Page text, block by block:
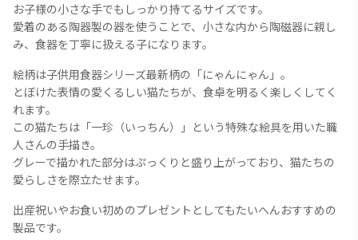
お子様の小さな手でもしっかり持てるサイズです。
愛着のある陶器製の器を使うことで、小さな内から陶磁器に親し
み、食器を丁寧に扱える子になります。
絵柄は子供用食器シリーズ最新柄の「にゃんにゃん」。
とぼけた表情の愛くるしい猫たちが、食卓を明るく楽しくしてく
れます。
この猫たちは「一珍（いっちん）」という特殊な絵具を用いた職
人さんの手描き。
グレーで描かれた部分はぷっくりと盛り上がっており、猫たちの
愛らしさを際立たせます。
出産祝いやお食い初めのプレゼントとしてもたいへんおすすめの
製品です。